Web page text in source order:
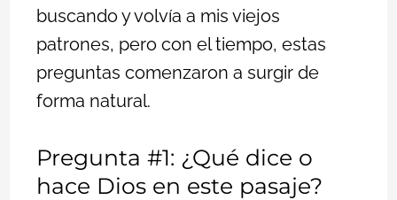
buscando y volvía a mis viejos
patrones, pero con el tiempo, estas
preguntas comenzaron a surgir de
forma natural.
Pregunta #1: ¿Qué dice o
hace Dios en este pasaje?